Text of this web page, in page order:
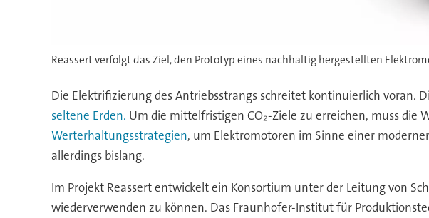
Reassert verfolgt das Ziel, den Prototyp eines nachhaltig hergestellten
Die Elektrifizierung des Antriebsstrangs schreitet kontinuierlich voran.
seltene Erden. Um die mittelfristigen CO₂-Ziele zu erreichen, muss
Werterhaltungsstrategien, um Elektromotoren im Sinne einer
allerdings bislang.
Im Projekt Reassert entwickelt ein Konsortium unter der Leitung von
wiederverwenden zu können. Das Fraunhofer-Institut für